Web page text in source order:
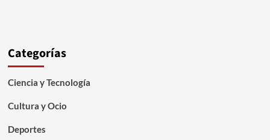
Categorías
Ciencia y Tecnología
Cultura y Ocio
Deportes